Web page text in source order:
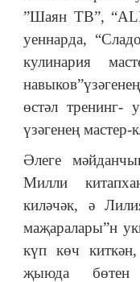
”Шаян ТВ”,
уеннарда,
кулинария
өстәл тренинг-
үзәгенең мастер-
Әлеге
Милли
киләчәк, ә
маҗаралары”н
күп көч
җыюда бөтен